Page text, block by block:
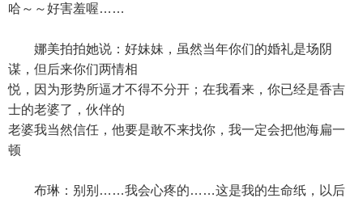
哈～～好害羞喔……
娜美拍拍她说：好妹妹，虽然当年你们的婚礼是场阴
谋，但后来你们两情相
悦，因为形势所逼才不得不分开；在我看来，你已经是香吉
士的老婆了，伙伴的
老婆我当然信任，他要是敢不来找你，我一定会把他海扁一
顿
布琳：别别……我会心疼的……这是我的生命纸，以后